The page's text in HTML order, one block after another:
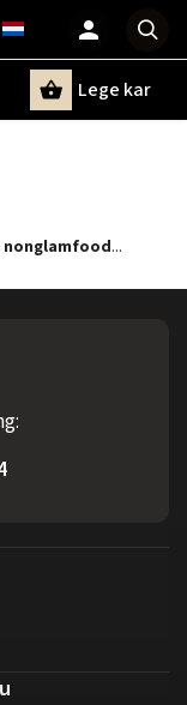
Lege kar
nonglamfood...